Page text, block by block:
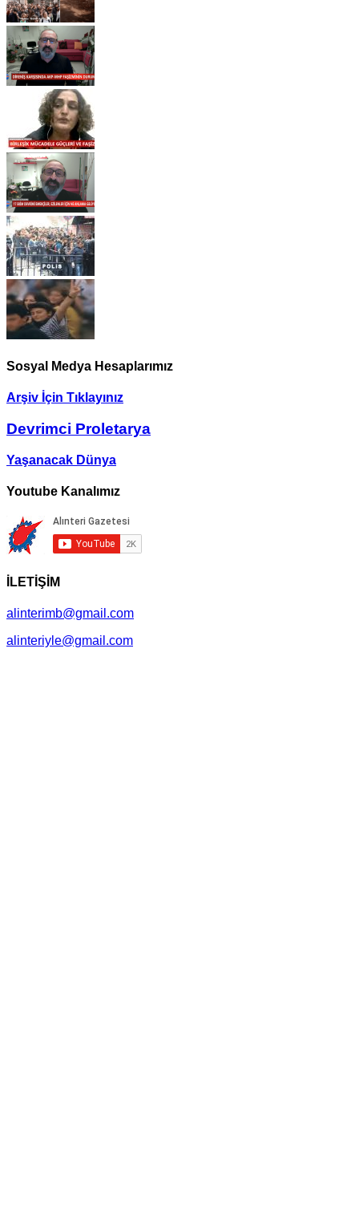
Sosyal Medya Hesaplarımız
Arşiv İçin Tıklayınız
Devrimci Proletarya
Yaşanacak Dünya
Youtube Kanalımız
İLETİŞİM
alinterimb@gmail.com
alinteriyle@gmail.com